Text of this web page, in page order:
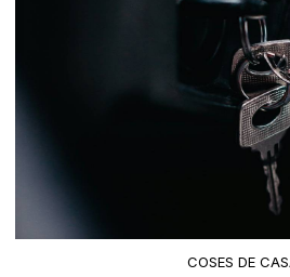
COSES DE